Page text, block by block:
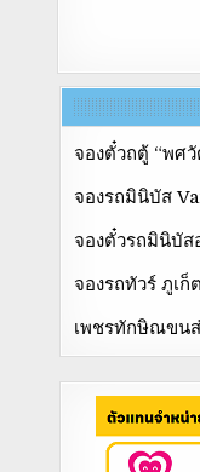
จองตั๋วถตู้ “พศ
จองรถมินิบัส
จองตั๋วรถมินิบั
จองรถทัวร์ ภูเก็
เพชรทักษิณขนส่